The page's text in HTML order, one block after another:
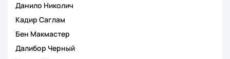
Данило Николич
Кадир Саглам
Бен Макмастер
Далибор Черный